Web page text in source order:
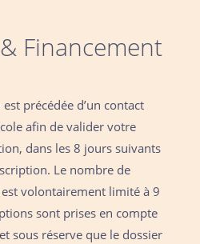
Financement
précédée d’un contact
afin de valider votre
dans les 8 jours suivants
Le nombre de
volontairement limité à 9
sont prises en compte
sous réserve que le dossier